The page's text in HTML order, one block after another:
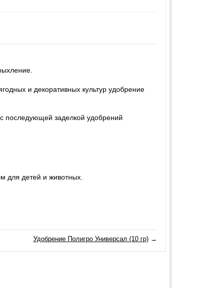
и декоративных культур удобрение
последующей заделкой удобрений
для детей и животных.
Удобрение Полигро Универсал (10 гр) →